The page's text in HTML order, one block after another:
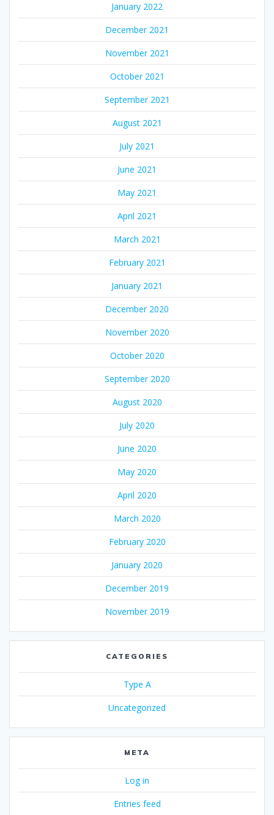
January 2022
December 2021
November 2021
October 2021
September 2021
August 2021
July 2021
June 2021
May 2021
April 2021
March 2021
February 2021
January 2021
December 2020
November 2020
October 2020
September 2020
August 2020
July 2020
June 2020
May 2020
April 2020
March 2020
February 2020
January 2020
December 2019
November 2019
CATEGORIES
Type A
Uncategorized
META
Log in
Entries feed